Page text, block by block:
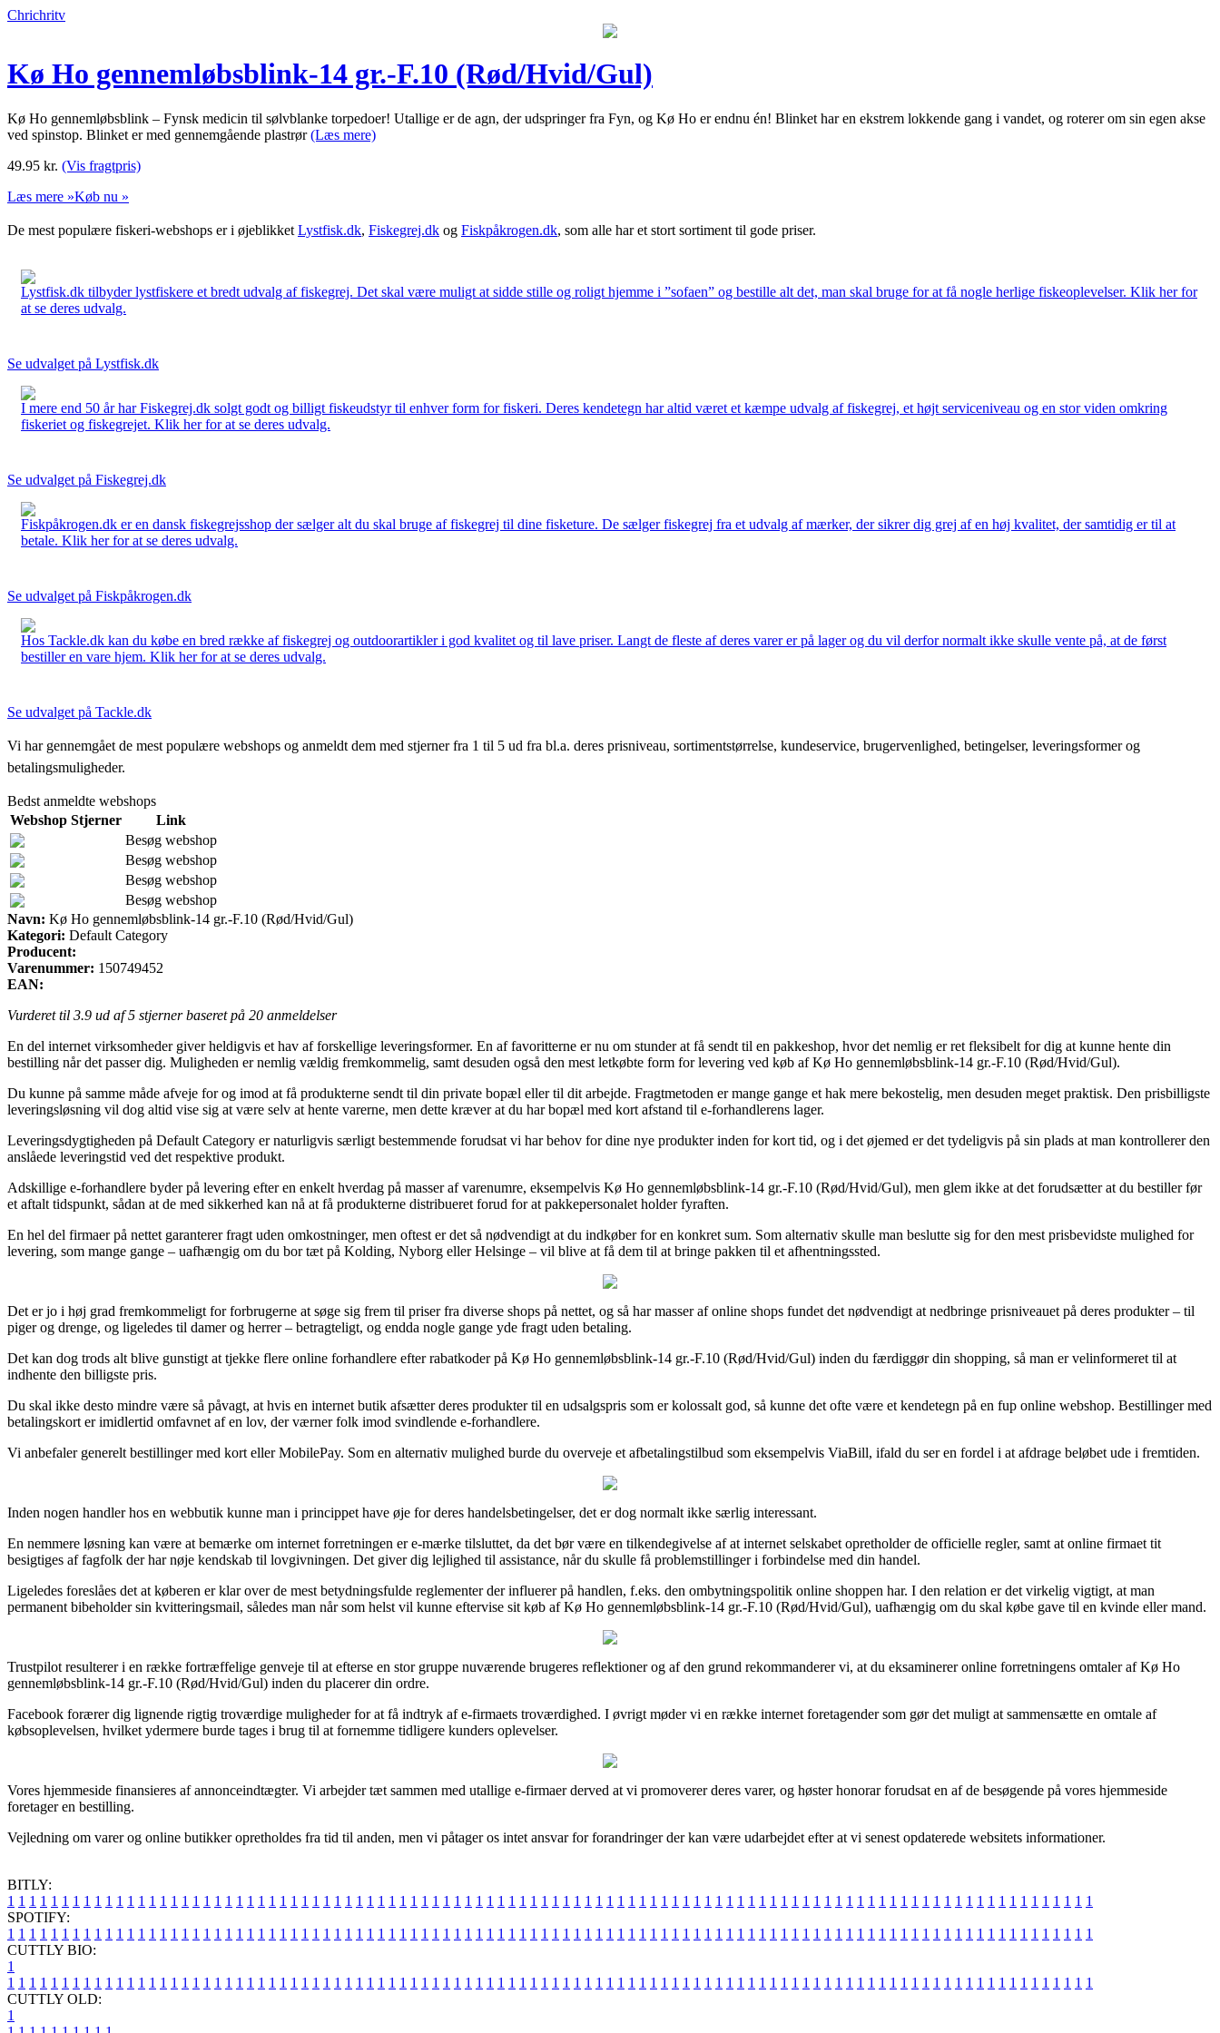
Chrichritv
Kø Ho gennemløbsblink-14 gr.-F.10 (Rød/Hvid/Gul)
Kø Ho gennemløbsblink – Fynsk medicin til sølvblanke torpedoer! Utallige er de agn, der udspringer fra Fyn, og Kø Ho er endnu én! Blinket har en ekstrem lokkende gang i vandet, og roterer om sin egen akse
ved spinstop. Blinket er med gennemgående plastrør(Læs mere)
49.95 kr. (Vis fragtpris)
Læs mere »Køb nu »
De mest populære fiskeri-webshops er i øjeblikket Lystfisk.dk, Fiskegrej.dk og Fiskpåkrogen.dk, som alle har et stort sortiment til gode priser.
Lystfisk.dk tilbyder lystfiskere et bredt udvalg af fiskegrej. Det skal være muligt at sidde stille og roligt hjemme i ”sofaen” og bestille alt det, man skal bruge for at få nogle herlige fiskeoplevelser. Klik her for
at se deres udvalg.
Se udvalget på Lystfisk.dk
I mere end 50 år har Fiskegrej.dk solgt godt og billigt fiskeudstyr til enhver form for fiskeri. Deres kendetegn har altid været et kæmpe udvalg af fiskegrej, et højt serviceniveau og en stor viden omkring
fiskeriet og fiskegrejet. Klik her for at se deres udvalg.
Se udvalget på Fiskegrej.dk
Fiskpåkrogen.dk er en dansk fiskegrejsshop der sælger alt du skal bruge af fiskegrej til dine fisketure. De sælger fiskegrej fra et udvalg af mærker, der sikrer dig grej af en høj kvalitet, der samtidig er til at
betale. Klik her for at se deres udvalg.
Se udvalget på Fiskpåkrogen.dk
Hos Tackle.dk kan du købe en bred række af fiskegrej og outdoorartikler i god kvalitet og til lave priser. Langt de fleste af deres varer er på lager og du vil derfor normalt ikke skulle vente på, at de først
bestiller en vare hjem. Klik her for at se deres udvalg.
Se udvalget på Tackle.dk
Vi har gennemgået de mest populære webshops og anmeldt dem med stjerner fra 1 til 5 ud fra bl.a. deres prisniveau, sortimentstørrelse, kundeservice, brugervenlighed, betingelser, leveringsformer og
betalingsmuligheder.
Bedst anmeldte webshops
Webshop Stjerner
Link
Besøg webshop
Besøg webshop
Besøg webshop
Besøg webshop
Navn: Kø Ho gennemløbsblink-14 gr.-F.10 (Rød/Hvid/Gul)
Kategori: Default Category
Producent:
Varenummer: 150749452
EAN:
Vurderet til 3.9 ud af 5 stjerner baseret på 20 anmeldelser
En del internet virksomheder giver heldigvis et hav af forskellige leveringsformer. En af favoritterne er nu om stunder at få sendt til en pakkeshop, hvor det nemlig er ret fleksibelt for dig at kunne hente din
bestilling når det passer dig. Muligheden er nemlig vældig fremkommelig, samt desuden også den mest letkøbte form for levering ved køb af Kø Ho gennemløbsblink-14 gr.-F.10 (Rød/Hvid/Gul).
Du kunne på samme måde afveje for og imod at få produkterne sendt til din private bopæl eller til dit arbejde. Fragtmetoden er mange gange et hak mere bekostelig, men desuden meget praktisk. Den prisbilligste
leveringsløsning vil dog altid vise sig at være selv at hente varerne, men dette kræver at du har bopæl med kort afstand til e-forhandlerens lager.
Leveringsdygtigheden på Default Category er naturligvis særligt bestemmende forudsat vi har behov for dine nye produkter inden for kort tid, og i det øjemed er det tydeligvis på sin plads at man kontrollerer den
anslåede leveringstid ved det respektive produkt.
Adskillige e-forhandlere byder på levering efter en enkelt hverdag på masser af varenumre, eksempelvis Kø Ho gennemløbsblink-14 gr.-F.10 (Rød/Hvid/Gul), men glem ikke at det forudsætter at du bestiller før
et aftalt tidspunkt, sådan at de med sikkerhed kan nå at få produkterne distribueret forud for at pakkepersonalet holder fyraften.
En hel del firmaer på nettet garanterer fragt uden omkostninger, men oftest er det så nødvendigt at du indkøber for en konkret sum. Som alternativ skulle man beslutte sig for den mest prisbevidste mulighed for
levering, som mange gange – uafhængig om du bor tæt på Kolding, Nyborg eller Helsinge – vil blive at få dem til at bringe pakken til et afhentningssted.
Det er jo i høj grad fremkommeligt for forbrugerne at søge sig frem til priser fra diverse shops på nettet, og så har masser af online shops fundet det nødvendigt at nedbringe prisniveauet på deres produkter – til
piger og drenge, og ligeledes til damer og herrer – betragteligt, og endda nogle gange yde fragt uden betaling.
Det kan dog trods alt blive gunstigt at tjekke flere online forhandlere efter rabatkoder på Kø Ho gennemløbsblink-14 gr.-F.10 (Rød/Hvid/Gul) inden du færdiggør din shopping, så man er velinformeret til at
indhente den billigste pris.
Du skal ikke desto mindre være så påvagt, at hvis en internet butik afsætter deres produkter til en udsalgspris som er kolossalt god, så kunne det ofte være et kendetegn på en fup online webshop. Bestillinger med
betalingskort er imidlertid omfavnet af en lov, der værner folk imod svindlende e-forhandlere.
Vi anbefaler generelt bestillinger med kort eller MobilePay. Som en alternativ mulighed burde du overveje et afbetalingstilbud som eksempelvis ViaBill, ifald du ser en fordel i at afdrage beløbet ude i fremtiden.
Inden nogen handler hos en webbutik kunne man i princippet have øje for deres handelsbetingelser, det er dog normalt ikke særlig interessant.
En nemmere løsning kan være at bemærke om internet forretningen er e-mærke tilsluttet, da det bør være en tilkendegivelse af at internet selskabet opretholder de officielle regler, samt at online firmaet tit
besigtiges af fagfolk der har nøje kendskab til lovgivningen. Det giver dig lejlighed til assistance, når du skulle få problemstillinger i forbindelse med din handel.
Ligeledes foreslåes det at køberen er klar over de mest betydningsfulde reglementer der influerer på handlen, f.eks. den ombytningspolitik online shoppen har. I den relation er det virkelig vigtigt, at man
permanent bibeholder sin kvitteringsmail, således man når som helst vil kunne eftervise sit køb af Kø Ho gennemløbsblink-14 gr.-F.10 (Rød/Hvid/Gul), uafhængig om du skal købe gave til en kvinde eller mand.
Trustpilot resulterer i en række fortræffelige genveje til at efterse en stor gruppe nuværende brugeres reflektioner og af den grund rekommanderer vi, at du eksaminerer online forretningens omtaler af Kø Ho
gennemløbsblink-14 gr.-F.10 (Rød/Hvid/Gul) inden du placerer din ordre.
Facebook forærer dig lignende rigtig troværdige muligheder for at få indtryk af e-firmaets troværdighed. I øvrigt møder vi en række internet foretagender som gør det muligt at sammensætte en omtale af
købsoplevelsen, hvilket ydermere burde tages i brug til at fornemme tidligere kunders oplevelser.
Vores hjemmeside finansieres af annonceindtægter. Vi arbejder tæt sammen med utallige e-firmaer derved at vi promoverer deres varer, og høster honorar forudsat en af de besøgende på vores hjemmeside
foretager en bestilling.
Vejledning om varer og online butikker opretholdes fra tid til anden, men vi påtager os intet ansvar for forandringer der kan være udarbejdet efter at vi senest opdaterede websitets informationer.
BITLY:
1 1 1 1 1 1 1 1 1 1 1 1 1 1 1 1 1 1 1 1 1 1 1 1 1 1 1 1 1 1 1 1 1 1 1 1 1 1 1 1 1 1 1 1 1 1 1 1 1 1 1 1 1 1 1 1 1 1 1 1 1 1 1 1 1 1 1 1 1 1 1 1 1 1 1 1 1 1 1 1 1 1 1 1 1 1 1 1 1 1 1 1 1 1 1 1 1 1 1 1
SPOTIFY:
1 1 1 1 1 1 1 1 1 1 1 1 1 1 1 1 1 1 1 1 1 1 1 1 1 1 1 1 1 1 1 1 1 1 1 1 1 1 1 1 1 1 1 1 1 1 1 1 1 1 1 1 1 1 1 1 1 1 1 1 1 1 1 1 1 1 1 1 1 1 1 1 1 1 1 1 1 1 1 1 1 1 1 1 1 1 1 1 1 1 1 1 1 1 1 1 1 1 1 1
CUTTLY BIO:
1
1 1 1 1 1 1 1 1 1 1 1 1 1 1 1 1 1 1 1 1 1 1 1 1 1 1 1 1 1 1 1 1 1 1 1 1 1 1 1 1 1 1 1 1 1 1 1 1 1 1 1 1 1 1 1 1 1 1 1 1 1 1 1 1 1 1 1 1 1 1 1 1 1 1 1 1 1 1 1 1 1 1 1 1 1 1 1 1 1 1 1 1 1 1 1 1 1 1 1 1
CUTTLY OLD:
1